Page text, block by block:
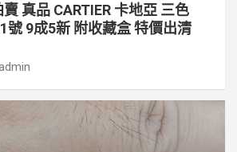
真品 CARTIER 卡地亞 三色
號 9成5新 附收藏盒 特價出清
admin